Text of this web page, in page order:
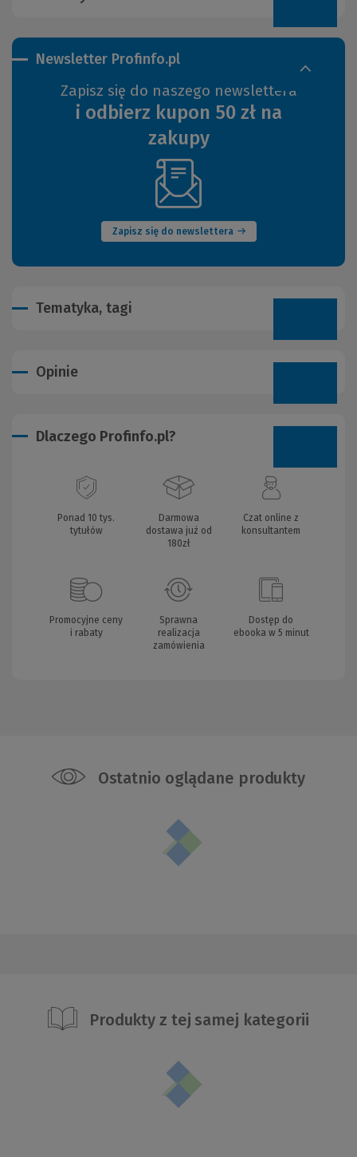
Newsletter Profinfo.pl
Zapisz się do naszego newslettera
i odbierz kupon 50 zł na
zakupy
Zapisz się do newslettera
(Nowe
okno)
Tematyka, tagi
Opinie
Dlaczego Profinfo.pl?
Ponad 10 tys.
tytułów
Darmowa
dostawa już od
180zł
Czat online z
konsultantem
Promocyjne ceny
i rabaty
Sprawna
realizacja
zamówienia
Dostęp do
ebooka w 5 minut
Ostatnio oglądane produkty
Produkty z tej samej kategorii